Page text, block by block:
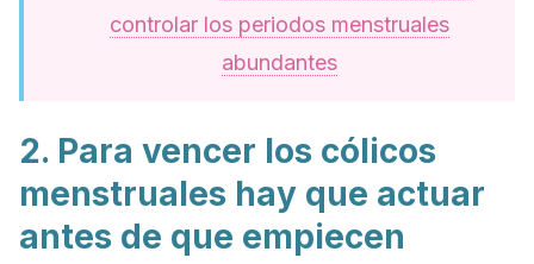
controlar los periodos menstruales
abundantes
2. Para vencer los cólicos
menstruales hay que actuar
antes de que empiecen